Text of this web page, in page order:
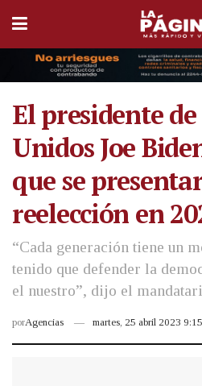
El presidente de
Unidos Joe
que se
reelección en
“Cada generación tiene un
tenido que defender la
el nuestro”, dijo el
porAgencias martes, 25 abril 2023